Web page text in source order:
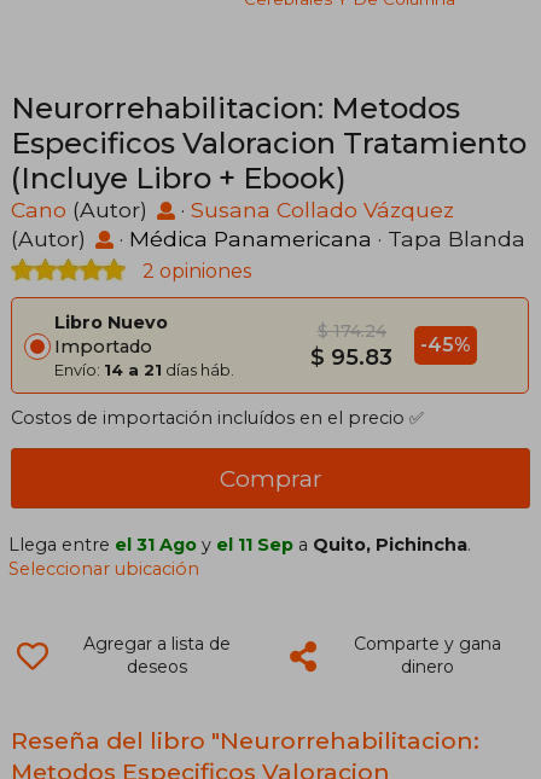
Neurorrehabilitacion: Metodos
Especificos Valoracion Tratamiento
(Incluye Libro + Ebook)
Cano (Autor) · Susana Collado Vázquez
(Autor)
· Médica Panamericana · Tapa Blanda
2 opiniones
Libro Nuevo
Importado
Envío: 14 a 21 días háb.
$ 174.24
$ 95.83 -45%
Costos de importación incluídos en el precio ✅
Comprar
Llega entre el 31 Ago y el 11 Sep a Quito, Pichincha.
Seleccionar ubicación
Agregar a lista de
deseos
Comparte y gana
dinero
Reseña del libro "Neurorrehabilitacion:
Metodos Especificos Valoracion